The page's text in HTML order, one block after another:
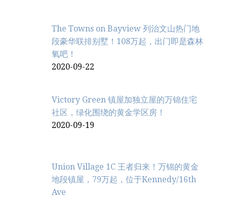
The Towns on Bayview 列治文山热门地
段豪华联排别墅！108万起，出门即是森林
氧吧！
2020-09-22
Victory Green 镇屋加独立屋的万锦住宅
社区，绿化围绕的黄金学区房！
2020-09-19
Union Village 1C 王者归来！万锦的黄金
地段镇屋，79万起，位于Kennedy/16th
Ave